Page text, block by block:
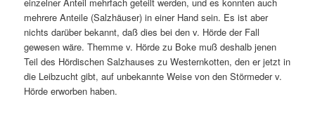
mehrere Anteile (Salzhäuser) in einer Hand sein. Es ist aber
nichts darüber bekannt, daß dies bei den v. Hörde der Fall
gewesen wäre. Themme v. Hörde zu Boke muß deshalb jenen
Teil des Hördischen Salzhauses zu Westernkotten, den er jetzt in
die Leibzucht gibt, auf unbekannte Weise von den Störmeder v.
Hörde erworben haben.